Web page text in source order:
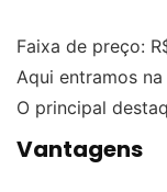
Faixa de preço:
Aqui entramos
O principal
Vantagens